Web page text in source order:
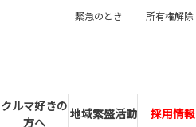
クルマ好きの
方へ
地域繁盛活動 採用情報
緊急のとき 所有権解除